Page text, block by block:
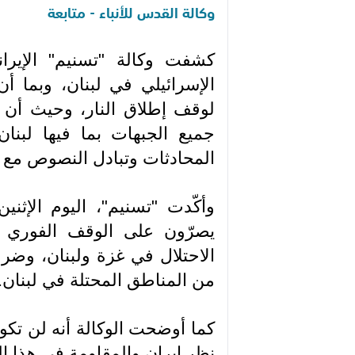
وكالة القدس للأنباء - متابعة
كشفت وكالة "تسنيم"
الإسرائيلي في لبنان،
لوقف إطلاق النار، وحيث
جميع الجبهات بما فيها
المحادثات وتبادل النصوص
وأكّدت "تسنيم"، اليوم
يصرّون على الوقف الفوري
الاحتلال في غزة ولبنان،
من المناطق المحتلة في
كما أوضحت الوكالة أنه لن